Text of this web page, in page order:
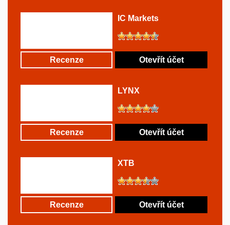
IC Markets
Recenze Otevřít účet
LYNX
Recenze Otevřít účet
XTB
Recenze Otevřít účet